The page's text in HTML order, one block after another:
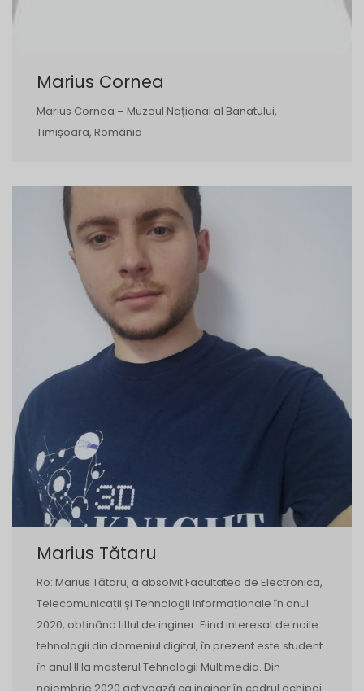
Marius Cornea
Marius Cornea – Muzeul Național al Banatului,
Timișoara, România
Marius Tătaru
Ro: Marius Tătaru, a absolvit Facultatea de Electronica,
Telecomunicații și Tehnologii Informaționale în anul
2020, obținând titlul de inginer. Fiind interesat de noile
tehnologii din domeniul digital, în prezent este student
în anul II la masterul Tehnologii Multimedia. Din